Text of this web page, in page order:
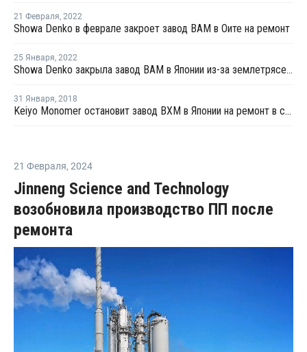
21 Февраля, 2022
Showa Denko в феврале закроет завод ВАМ в Оите на ремонт
25 Января, 2022
Showa Denko закрыла завод ВАМ в Японии из-за землетрясения
31 Января, 2018
Keiyo Monomer остановит завод ВХМ в Японии на ремонт в середине февраля
21 Февраля, 2024
Jinneng Science and Technology
возобновила производство ПП после
ремонта